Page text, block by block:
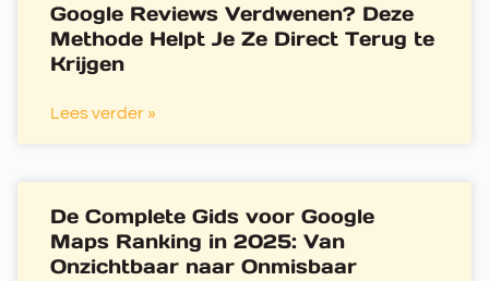
Google Reviews Verdwenen? Deze
Methode Helpt Je Ze Direct Terug te
Krijgen
Lees verder »
De Complete Gids voor Google
Maps Ranking in 2025: Van
Onzichtbaar naar Onmisbaar